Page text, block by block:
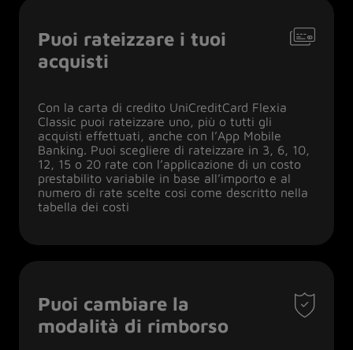
Puoi rateizzare i tuoi
acquisti
Con la carta di credito UniCreditCard Flexia
Classic puoi rateizzare uno, più o tutti gli
acquisti effettuati, anche con l’App Mobile
Banking. Puoi scegliere di rateizzare in 3, 6, 10,
12, 15 o 20 rate con l’applicazione di un costo
prestabilito variabile in base all’importo e al
numero di rate scelte cosi come descritto nella
tabella dei costi
Puoi cambiare la
modalità di rimborso